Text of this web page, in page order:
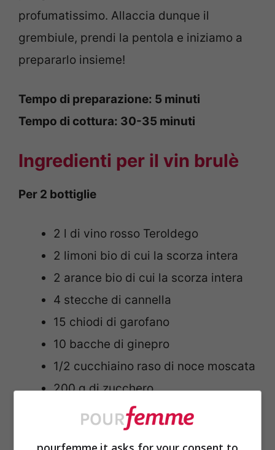
profumatissimo. Allaccia dunque il
grembiule, prendi la pentola e iniziamo a
prepararlo insieme!
Tempo di preparazione: 5 minuti
Tempo di cottura: 30-35 minuti
Ingredienti per il vin brulè
Per 2 bottiglie
2 l di vino rosso Teroldego
2 limoni bio di cui la scorza intera
2 arance bio di cui la scorza intera
4 stecche di cannella
15 chiodi di garofano
10 bacche di ginepro
1/2 cucchiaino raso di noce moscata
200 g di zucchero
COME SI PREPARA IL VIN BRULÈ